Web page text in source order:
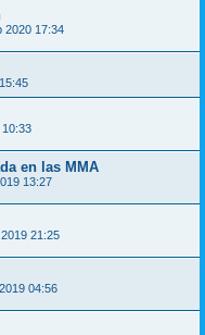
2020 17:34
en las MMA
13:27
21:25
04:56